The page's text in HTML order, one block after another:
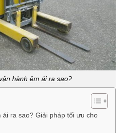
hành êm ái ra sao?
ái ra sao? Giải pháp tối ưu cho